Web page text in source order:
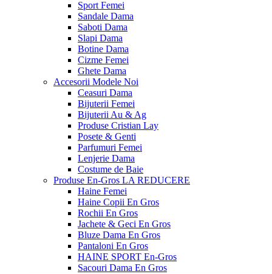
Sport Femei
Sandale Dama
Saboti Dama
Slapi Dama
Botine Dama
Cizme Femei
Ghete Dama
Accesorii Modele Noi
Ceasuri Dama
Bijuterii Femei
Bijuterii Au & Ag
Produse Cristian Lay
Posete & Genti
Parfumuri Femei
Lenjerie Dama
Costume de Baie
Produse En-Gros LA REDUCERE
Haine Femei
Haine Copii En Gros
Rochii En Gros
Jachete & Geci En Gros
Bluze Dama En Gros
Pantaloni En Gros
HAINE SPORT En-Gros
Sacouri Dama En Gros